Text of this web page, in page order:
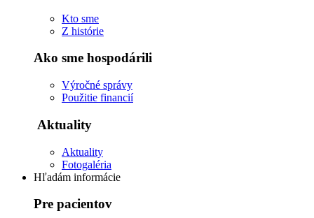
Kto sme
Z histórie
Ako sme hospodárili
Výročné správy
Použitie financií
Aktuality
Aktuality
Fotogaléria
Hľadám informácie
Pre pacientov